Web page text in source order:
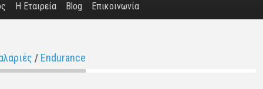
Η Εταιρεία Blog Επικοινωνία
/ Endurance